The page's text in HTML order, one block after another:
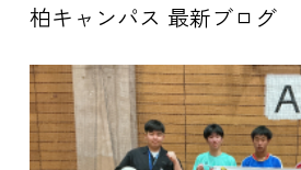
柏キャンパス 最新ブログ